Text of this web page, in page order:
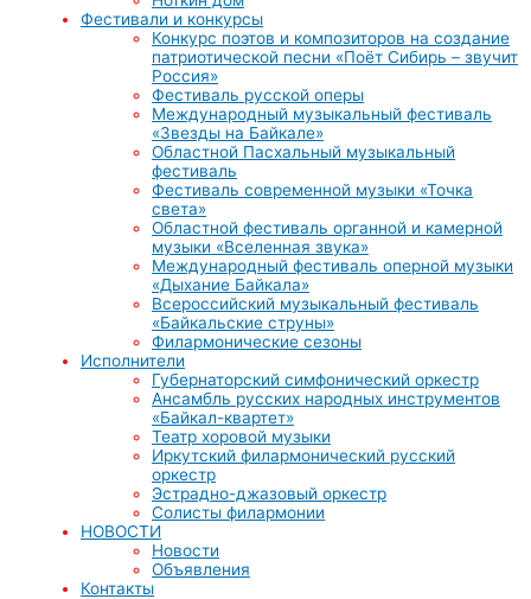
Фестивали и конкурсы
Конкурс поэтов и композиторов на создание
патриотической песни «Поёт Сибирь – звучит
Россия»
Фестиваль русской оперы
Международный музыкальный фестиваль
«Звезды на Байкале»
Областной Пасхальный музыкальный
фестиваль
Фестиваль современной музыки «Точка
света»
Областной фестиваль органной и камерной
музыки «Вселенная звука»
Международный фестиваль оперной музыки
«Дыхание Байкала»
Всероссийский музыкальный фестиваль
«Байкальские струны»
Филармонические сезоны
Исполнители
Губернаторский симфонический оркестр
Ансамбль русских народных инструментов
«Байкал-квартет»
Театр хоровой музыки
Иркутский филармонический русский
оркестр
Эстрадно-джазовый оркестр
Солисты филармонии
НОВОСТИ
Новости
Объявления
Контакты